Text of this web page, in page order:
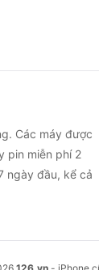
Các máy được
pin miễn phí 2
ngày đầu, kể cả